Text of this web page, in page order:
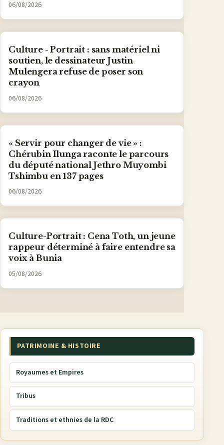
06/08/2026
Culture - Portrait : sans matériel ni
soutien, le dessinateur Justin
Mulengera refuse de poser son
crayon
06/08/2026
« Servir pour changer de vie » :
Chérubin Ilunga raconte le parcours
du député national Jethro Muyombi
Tshimbu en 137 pages
06/08/2026
Culture-Portrait : Cena Toth, un jeune
rappeur déterminé à faire entendre sa
voix à Bunia
05/08/2026
PATRIMOINE & HISTOIRE
Royaumes et Empires
Tribus
Traditions et ethnies de la RDC